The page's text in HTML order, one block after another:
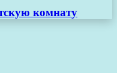
комнату